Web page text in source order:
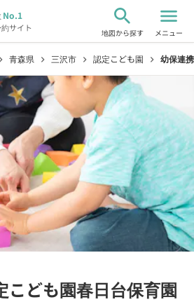
No.1
サイト
search
地図から探す
menu
メニュー
chevron_right 青森県 chevron_right 三沢市 chevron_right 認定こども園 chevron_right 幼保連
こども園春日台保育園